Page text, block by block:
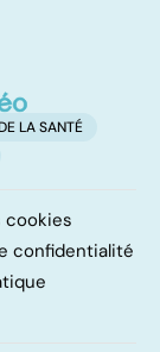
LA SANTÉ
cookies
confidentialité